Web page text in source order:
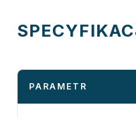
PARAMETR